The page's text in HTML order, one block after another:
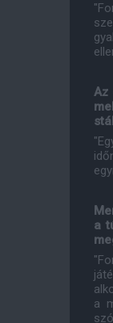
Az
a
a